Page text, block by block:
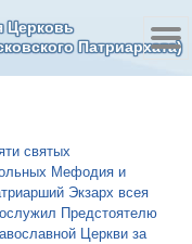
Церковь
Патриархата)
святых
Мефодия и
Экзарх всея
Предстоятелю
Церкви за